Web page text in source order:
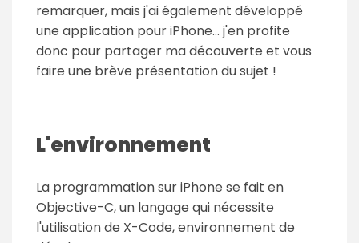
remarquer, mais j'ai également développé
une application pour iPhone... j'en profite
donc pour partager ma découverte et vous
faire une brève présentation du sujet !
L'environnement
La programmation sur iPhone se fait en
Objective-C, un langage qui nécessite
l'utilisation de X-Code, environnement de